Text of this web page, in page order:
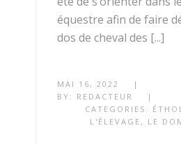
équestre afin de faire
dos de cheval des [...]
MAI 16, 2022
|
BY: REDACTEUR
|
CATEGORIES:
L'ÉLEVAGE , LE